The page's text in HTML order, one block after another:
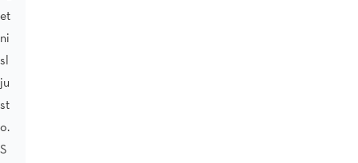
et
ni
sl
ju
st
o.
S